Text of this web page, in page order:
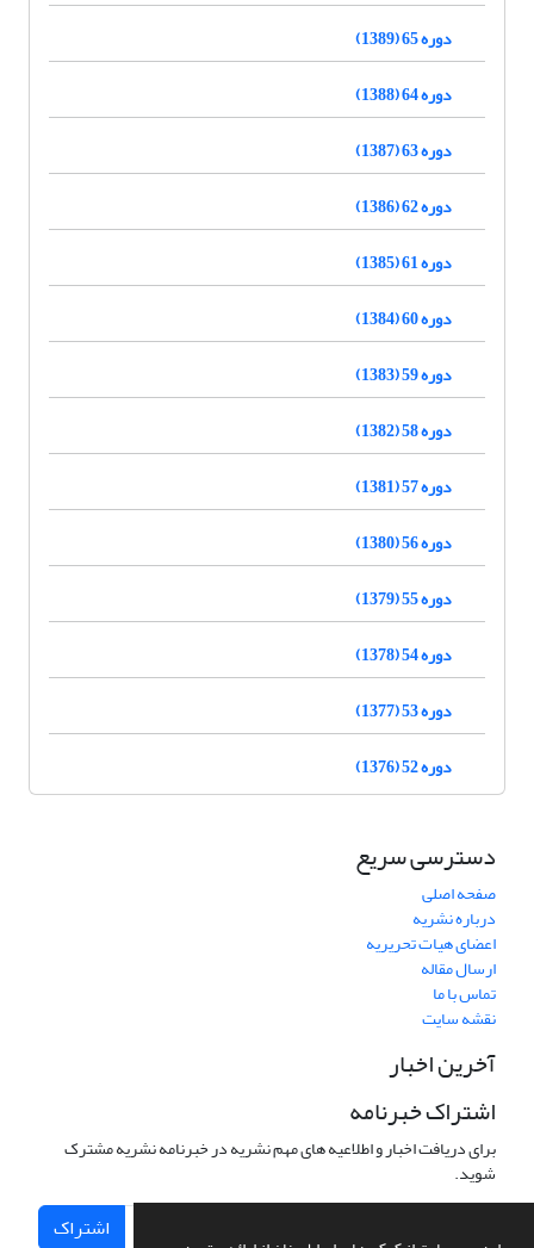
دوره 65 (1389)
دوره 64 (1388)
دوره 63 (1387)
دوره 62 (1386)
دوره 61 (1385)
دوره 60 (1384)
دوره 59 (1383)
دوره 58 (1382)
دوره 57 (1381)
دوره 56 (1380)
دوره 55 (1379)
دوره 54 (1378)
دوره 53 (1377)
دوره 52 (1376)
دسترسی سریع
صفحه اصلی
درباره نشریه
اعضای هیات تحریریه
ارسال مقاله
تماس با ما
نقشه سایت
آخرین اخبار
اشتراک خبرنامه
برای دریافت اخبار و اطلاعیه های مهم نشریه در خبرنامه نشریه مشترک
شوید.
اشتراک